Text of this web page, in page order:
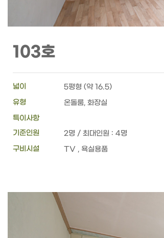
103호
넓이
5평형 (약 16.5)
유형
온돌룸, 화장실
특이사항
기준인원
2명 / 최대인원 : 4명
구비시설